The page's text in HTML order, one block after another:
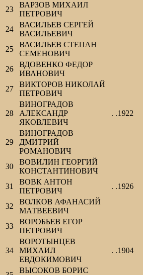
23
ВАРЗОВ МИХАИЛ
ПЕТРОВИЧ
24
ВАСИЛЬЕВ СЕРГЕЙ
ВАСИЛЬЕВИЧ
25
ВАСИЛЬЕВ СТЕПАН
СЕМЕНОВИЧ
26
ВДОВЕНКО ФЕДОР
ИВАНОВИЧ
27
ВИКТОРОВ НИКОЛАЙ
ПЕТРОВИЧ
28
ВИНОГРАДОВ
АЛЕКСАНДР
ЯКОВЛЕВИЧ
. .1922
29
ВИНОГРАДОВ
ДМИТРИЙ
РОМАНОВИЧ
30
ВОВИЛИН ГЕОРГИЙ
КОНСТАНТИНОВИЧ
31
ВОВК АНТОН
ПЕТРОВИЧ
. .1926
32
ВОЛКОВ АФАНАСИЙ
МАТВЕЕВИЧ
33
ВОРОБЬЕВ ЕГОР
ПЕТРОВИЧ
34
ВОРОТЫНЦЕВ
МИХАИЛ
ЕВДОКИМОВИЧ
. .1904
ВЫСОКОВ БОРИС